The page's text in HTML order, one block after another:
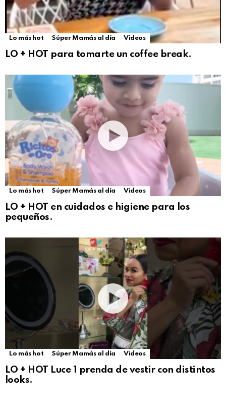
Lo más hot Súper Mamás al día Videos
LO + HOT para tomarte un coffee break.
Lo más hot Súper Mamás al día Videos
LO + HOT en cuidados e higiene para los
pequeños.
Lo más hot Súper Mamás al día Videos
LO + HOT Luce 1 prenda de vestir con distintos
looks.